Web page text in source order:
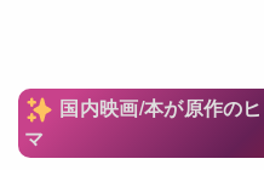
国内映画/本が原作の
マ